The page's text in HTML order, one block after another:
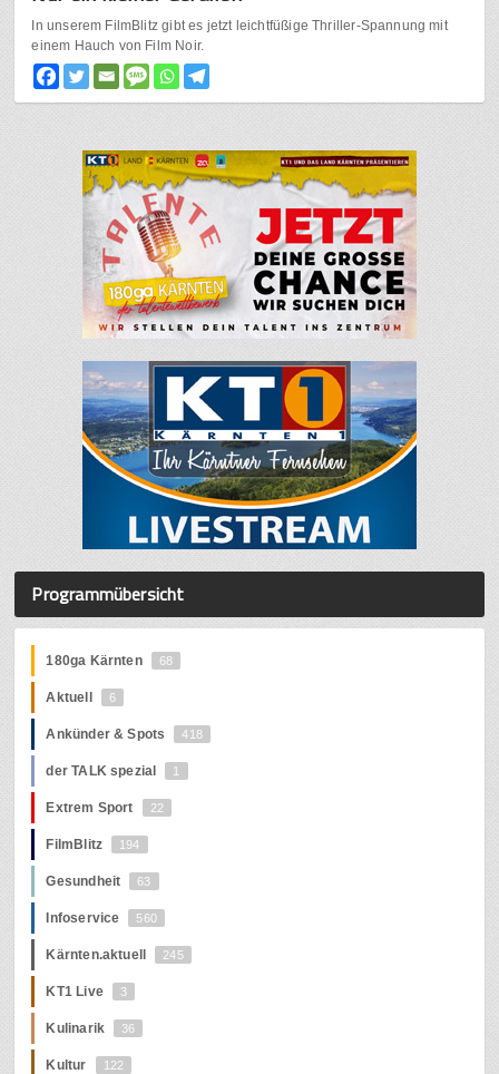
In unserem FilmBlitz gibt es jetzt leichtfüßige Thriller-Spannung mit
einem Hauch von Film Noir.
Programmübersicht
180ga Kärnten 68
Aktuell 6
Ankünder & Spots 418
der TALK spezial 1
Extrem Sport 22
FilmBlitz 194
Gesundheit 63
Infoservice 560
Kärnten.aktuell 245
KT1 Live 3
Kulinarik 36
Kultur 122